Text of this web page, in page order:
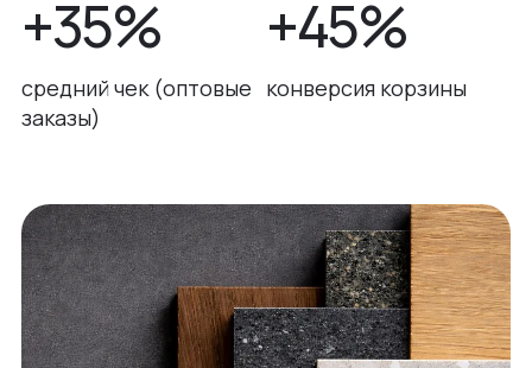
+35%
средний чек (оптовые
заказы)
+45%
конверсия корзины